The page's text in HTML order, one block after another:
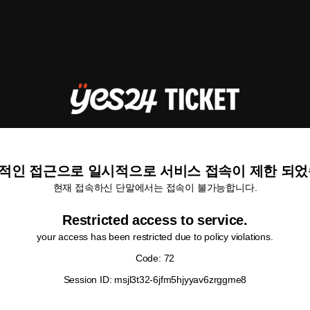
인 접근으로 일시적으로 서비스 접속이 제한 되
현재 접속하신 단말에서는 접속이 불가능합니다.
Restricted access to service.
your access has been restricted due to policy violations.
Code: 72
Session ID: msjl3t32-6jfm5hjyyav6zrggme8